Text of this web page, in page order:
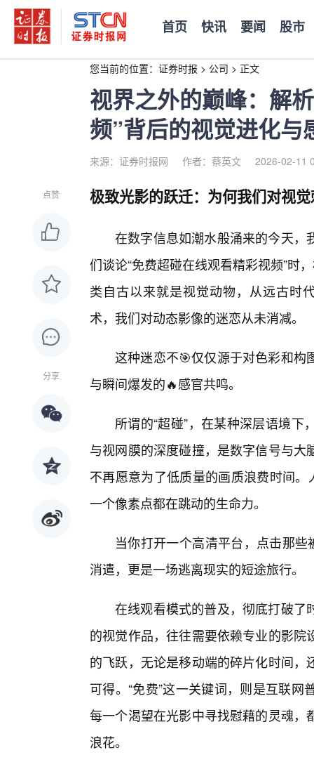
首页 快讯 要闻 股市
您当前的位置： 证券时报 > 公司 > 正文
视界之外的巅峰：解
频”背后的视觉进化与
来源：证券时报网 作者：蔡英文 2026-02-11
点赞
分享
极致光影的跃迁：为何我们对视
在数字信息如潮水般涌来的今天，
们谈论“免费超碰在线观看精彩视频”时
类自古以来就是视觉动物，从远古时
术，我们对动态影像的迷恋从未消减。
这种迷恋不🎯仅仅源于对色彩和构
与瞬间爆发的🔥感官共鸣。
所谓的“超碰”，在某种深层语境
与视网膜的深度碰撞，是数字信号与
不再愿意为了低质量的画质浪费时间
一个像素点都在跳动的生命力。
当你打开一个高清平台，点击那
消遣，更是一场逃离现实的短途旅行。
在线观看模式的普及，彻底打破了
的视觉作品，往往需要依赖专业的影
的飞跃，无论是移动端的碎片化时间
可得。“免费”这一关键词，则是互联
每一个渴望在光影中寻找慰藉的灵魂
浪花。